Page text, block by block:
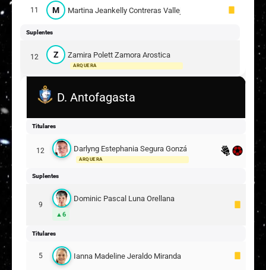
11 M Martina Jeankelly Contreras Vallejos
Suplentes
12 Z Zamira Polett Zamora Arostica
ARQUERA
R Rocío Esperanza Carmona Arenas
Y Yaritza Andrea Naveas Rojas
R Renata Antonia Cortéz Estrada
P
Suplentes
D. Antofagasta
Titulares
12 Darlyng Estephania Segura González
ARQUERA
Suplentes
9
Dominic Pascal Luna Orellana
6
Titulares
5 Ianna Madeline Jeraldo Miranda